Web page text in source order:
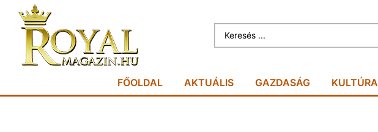
FŐOLDAL AKTUÁLIS GAZDASÁG KULTÚRA